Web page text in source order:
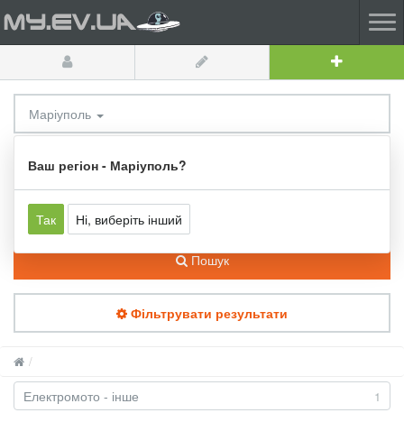
Маріуполь
Ваш регіон - Маріуполь?
Так Ні, виберіть інший
Мото електротранспорт
Пошук
Фільтрувати результати
1
Електромото - інше